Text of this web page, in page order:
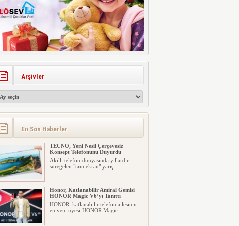
Arşivler
En Son Haberler
TECNO, Yeni Nesil Çerçevesiz
Konsept Telefonunu Duyurdu
Akıllı telefon dünyasında yıllardır
süregelen "tam ekran" yarış...
Honor, Katlanabilir Amiral Gemisi
HONOR Magic V6’yı Tanıttı
HONOR, katlanabilir telefon ailesinin
en yeni üyesi HONOR Magic...